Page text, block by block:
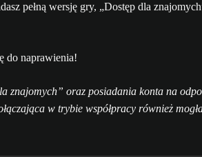
pełną wersję gry, „Dostęp dla
do naprawienia!
oraz posiadania konta na
w trybie współpracy również